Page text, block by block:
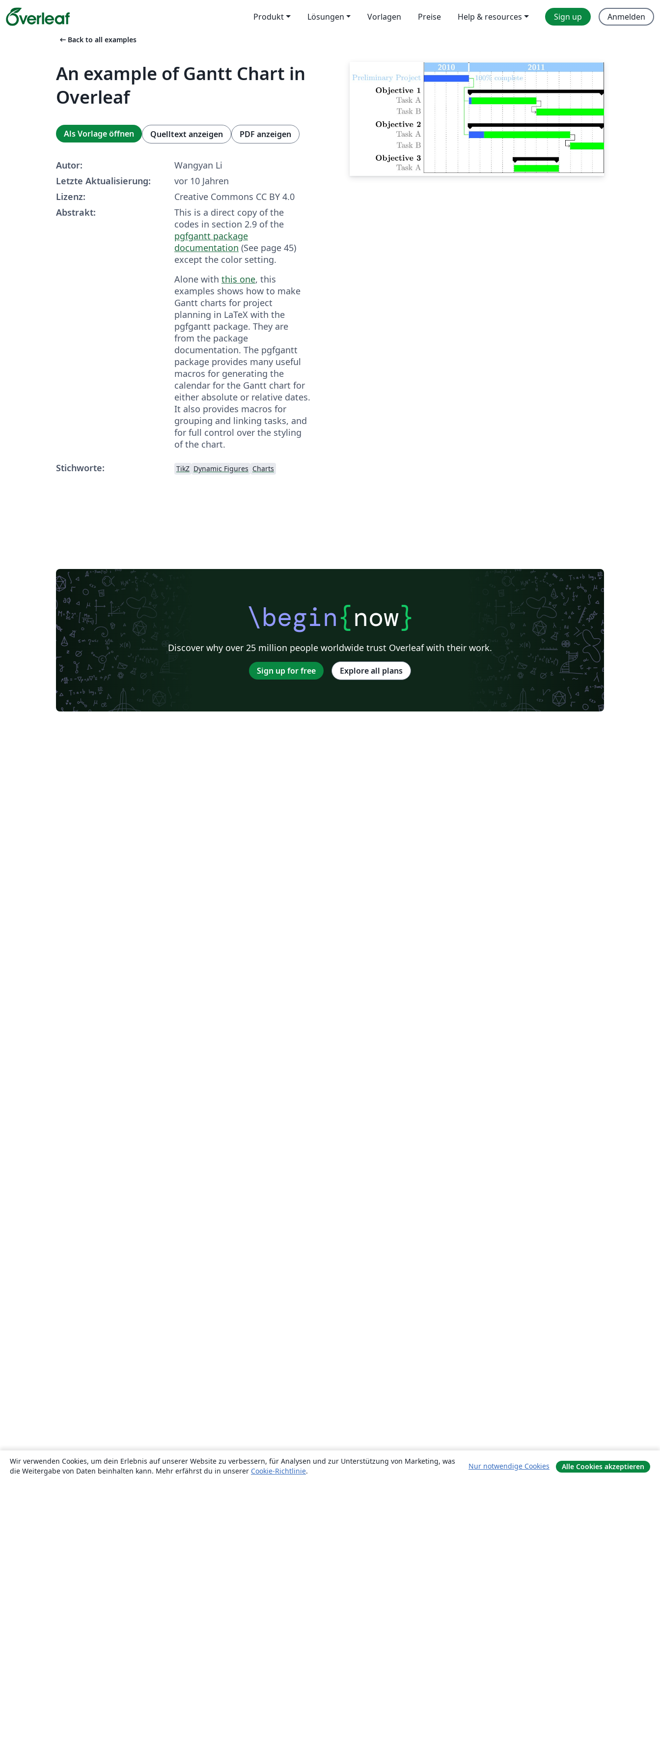
Produkt Lösungen Vorlagen Preise Help & resources Sign up Anmelden
arrow_left_alt Back to all examples
An example of Gantt Chart in
Overleaf
Als Vorlage öffnen Quelltext anzeigen PDF anzeigen
Autor:
Wangyan Li
Letzte Aktualisierung:
vor 10 Jahren
Lizenz:
Creative Commons CC BY 4.0
Abstrakt:
This is a direct copy of the
codes in section 2.9 of the
pgfgantt package
documentation (See page 45)
except the color setting.
Alone with this one, this
examples shows how to make
Gantt charts for project
planning in LaTeX with the
pgfgantt package. They are
from the package
documentation. The pgfgantt
package provides many useful
macros for generating the
calendar for the Gantt chart for
either absolute or relative dates.
It also provides macros for
grouping and linking tasks, and
for full control over the styling
of the chart.
Stichworte:
TikZ Dynamic Figures Charts
\begin{now}
Discover why over 25 million people worldwide trust Overleaf with their work.
Sign up for free Explore all plans
Wir verwenden Cookies, um dein Erlebnis auf unserer Website zu verbessern, für Analysen und zur Unterstützung von Marketing, was
die Weitergabe von Daten beinhalten kann. Mehr erfährst du in unserer Cookie-Richtlinie.
Nur notwendige Cookies Alle Cookies akzeptieren